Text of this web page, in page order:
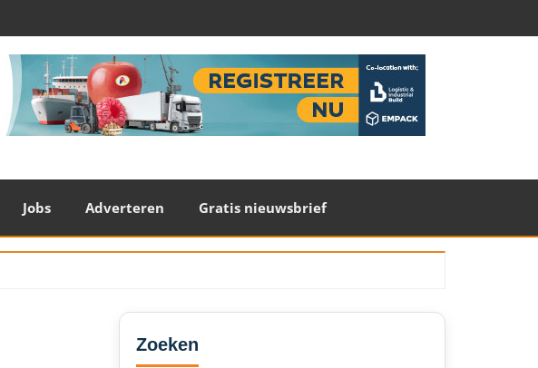
Jobs Adverteren Gratis nieuwsbrief
Secondary
Sidebar
Zoeken